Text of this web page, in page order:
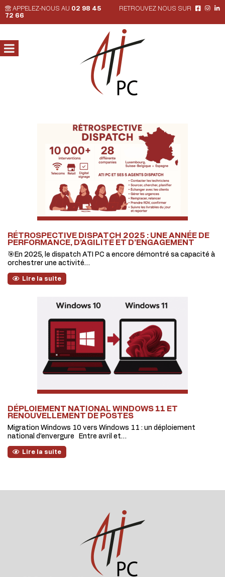
APPELEZ-NOUS AU 02 98 45
72 66
RETROUVEZ NOUS SUR
RÉTROSPECTIVE DISPATCH 2025 : UNE ANNÉE DE
PERFORMANCE, D’AGILITÉ ET D’ENGAGEMENT
🎯En 2025, le dispatch ATI PC a encore démontré sa capacité à
orchestrer une activité…
Lire la suite
DÉPLOIEMENT NATIONAL WINDOWS 11 ET
RENOUVELLEMENT DE POSTES
Migration Windows 10 vers Windows 11 : un déploiement
national d’envergure Entre avril et…
Lire la suite